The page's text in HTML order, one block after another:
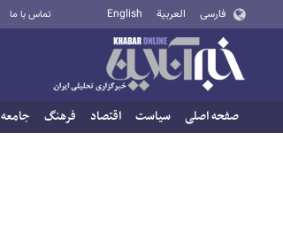
فارسی العربية English تماس با ما
صفحه اصلی سیاست اقتصاد فرهنگ جامعه